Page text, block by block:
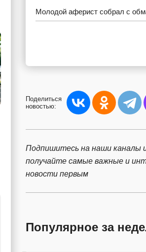
Молодой аферист собрал с
Поделиться
новостью:
Подпишитесь на наши каналы
получайте самые важные и
новости первым
Популярное за